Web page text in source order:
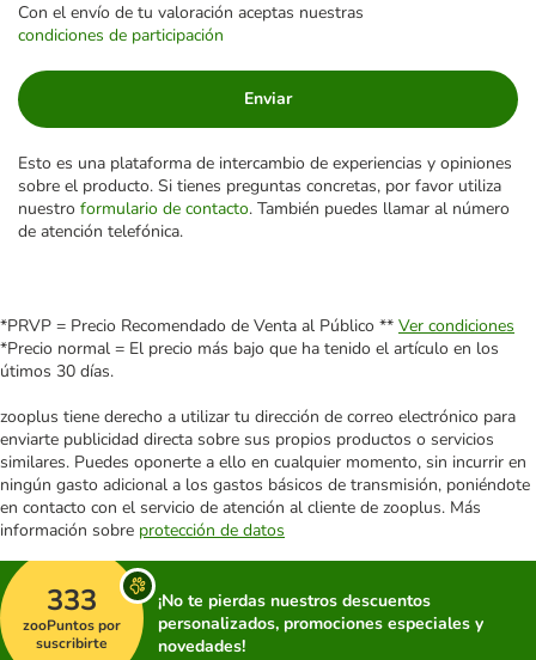
Con el envío de tu valoración aceptas nuestras
condiciones de participación
Enviar
Esto es una plataforma de intercambio de experiencias y opiniones
sobre el producto. Si tienes preguntas concretas, por favor utiliza
nuestro formulario de contacto. También puedes llamar al número
de atención telefónica.
*PRVP = Precio Recomendado de Venta al Público ** Ver condiciones
*Precio normal = El precio más bajo que ha tenido el artículo en los
útimos 30 días.
zooplus tiene derecho a utilizar tu dirección de correo electrónico para
enviarte publicidad directa sobre sus propios productos o servicios
similares. Puedes oponerte a ello en cualquier momento, sin incurrir en
ningún gasto adicional a los gastos básicos de transmisión, poniéndote
en contacto con el servicio de atención al cliente de zooplus. Más
información sobre protección de datos
333
zooPuntos por
suscribirte
¡No te pierdas nuestros descuentos
personalizados, promociones especiales y
novedades!